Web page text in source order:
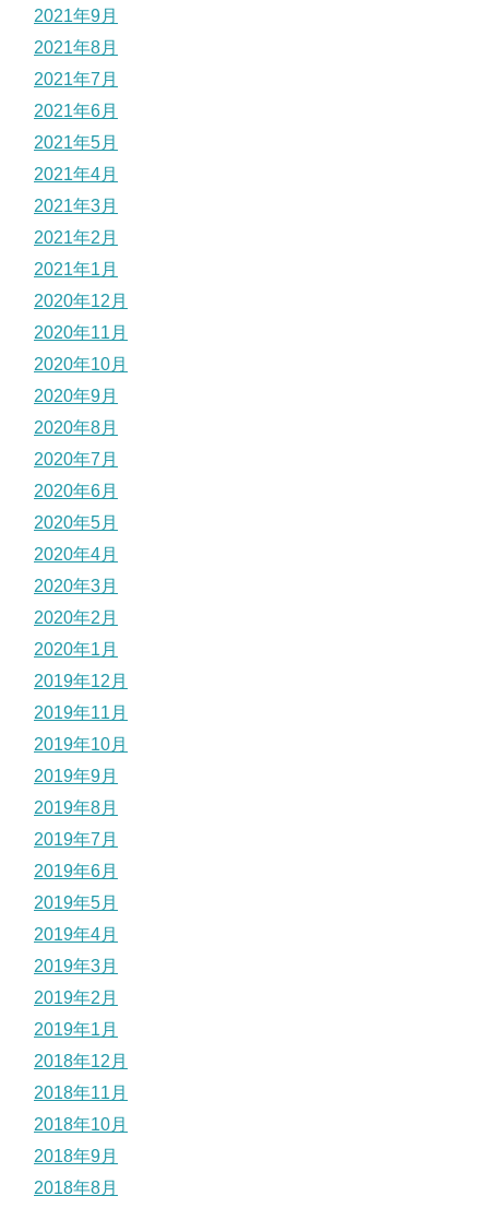
2021年9月
2021年8月
2021年7月
2021年6月
2021年5月
2021年4月
2021年3月
2021年2月
2021年1月
2020年12月
2020年11月
2020年10月
2020年9月
2020年8月
2020年7月
2020年6月
2020年5月
2020年4月
2020年3月
2020年2月
2020年1月
2019年12月
2019年11月
2019年10月
2019年9月
2019年8月
2019年7月
2019年6月
2019年5月
2019年4月
2019年3月
2019年2月
2019年1月
2018年12月
2018年11月
2018年10月
2018年9月
2018年8月